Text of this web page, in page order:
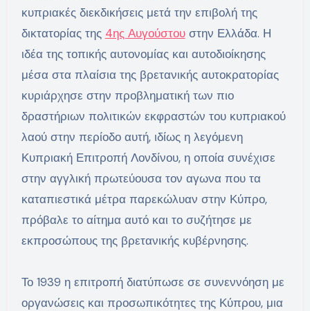
κυπριακές διεκδικήσεις μετά την επιβολή της
δικτατορίας της 4ης Αυγούστουστην Ελλάδα. Η
ιδέα της τοπικής αυτονομίας και αυτοδιοίκησης
μέσα στα πλαίσια της βρετανικής αυτοκρατορίας
κυριάρχησε στην προβληματική των πιο
δραστήριων πολιτικών εκφραστών του κυπριακού
λαού στην περίοδο αυτή, ιδίως η λεγόμενη
Κυπριακή Επιτροπή Λονδίνου, η οποία συνέχισε
στην αγγλική πρωτεύουσα τον αγωνα που τα
καταπιεστικά μέτρα παρεκώλυαν στην Κύπρο,
πρόβαλε το αίτημα αυτό και το συζήτησε με
εκπροσώπους της βρετανικής κυβέρνησης.
Το 1939 η επιτροπή διατύπωσε σε συνεννόηση με
οργανώσεις και προσωπικότητες της Κύπρου, μια